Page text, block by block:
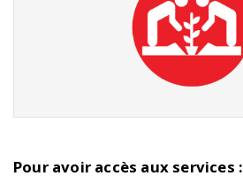
Pour avoir accès aux services :